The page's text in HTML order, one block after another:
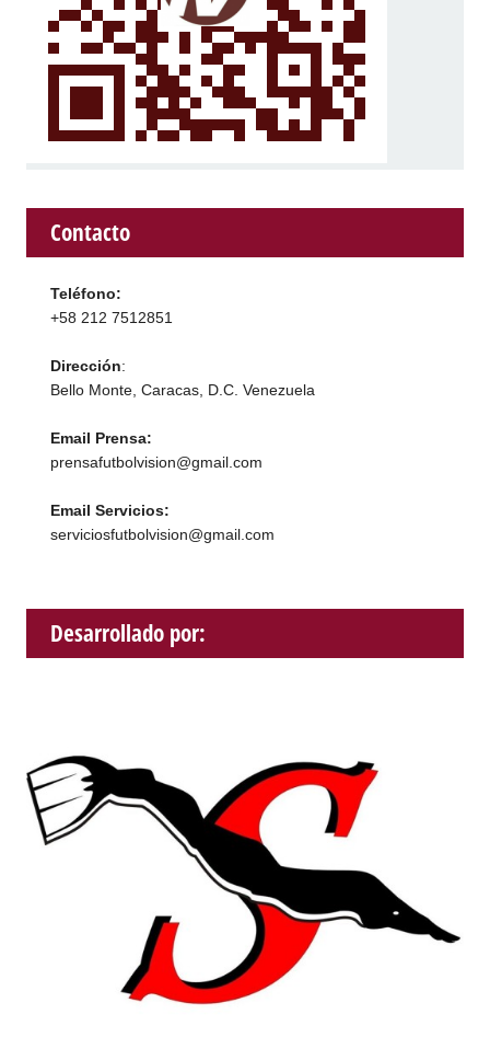
Contacto
Teléfono:
+58 212 7512851
Dirección:
Bello Monte, Caracas, D.C. Venezuela
Email Prensa:
prensafutbolvision@gmail.com
Email Servicios:
serviciosfutbolvision@gmail.com
Desarrollado por: